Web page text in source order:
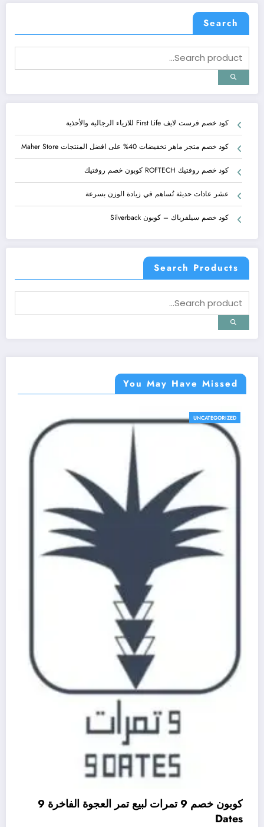
Search
كود خصم فرست لايف First Life للازياء الرجالية والأحذية
كود خصم متجر ماهر تخفيضات 40% على افضل المنتجات Maher Store
كود خصم روفتيك ROFTECH كوبون خصم روفتيك
عشر عادات حديثة تُساهم في زيادة الوزن بسرعة
كود خصم سيلفرباك – كوبون Silverback
Search Products
You May Have Missed
UNCATEGORIZED
كوبون خصم 9 تمرات لبيع تمر العجوة الفاخرة 9
Dates